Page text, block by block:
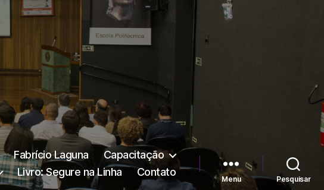
Fabrício Laguna
Capacitação
Livro: Segure na Linha Contato
Menu Pesquisar